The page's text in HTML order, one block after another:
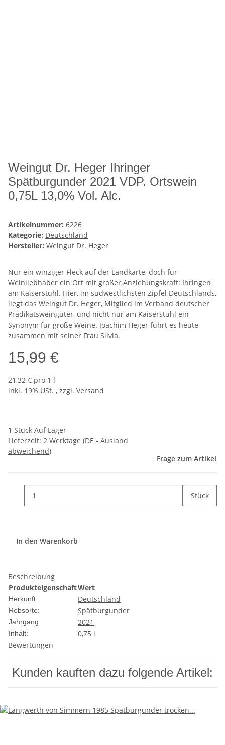
Weingut Dr. Heger Ihringer
Spätburgunder 2021 VDP. Ortswein
0,75L 13,0% Vol. Alc.
Artikelnummer: 6226
Kategorie: Deutschland
Hersteller: Weingut Dr. Heger
Nur ein winziger Fleck auf der Landkarte, doch für
Weinliebhaber ein Ort mit großer Anziehungskraft: Ihringen
am Kaiserstuhl. Hier, im südwestlichsten Zipfel Deutschlands,
liegt das Weingut Dr. Heger, Mitglied im Verband deutscher
Prädikatsweingüter, und nicht nur am Kaiserstuhl ein
Synonym für große Weine. Joachim Heger führt es heute
zusammen mit seiner Frau Silvia.
15,99 €
21,32 € pro 1 l
inkl. 19% USt. , zzgl. Versand
1 Stück Auf Lager
Lieferzeit: 2 Werktage (DE - Ausland
abweichend)
Frage zum Artikel
Stück
In den Warenkorb
Beschreibung
ProdukteigenschaftWert
Herkunft: Deutschland
Rebsorte: Spätburgunder
Jahrgang: 2021
Inhalt:
0,75 l
Bewertungen
Kunden kauften dazu folgende Artikel: